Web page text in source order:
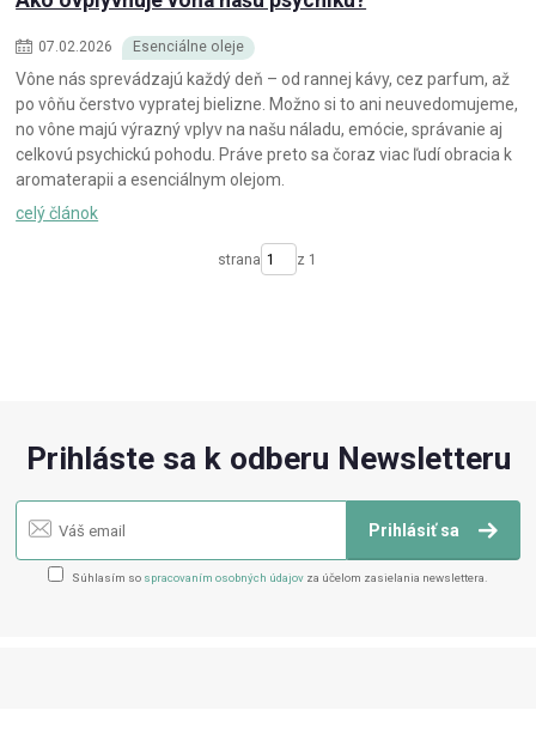
07.02.2026 Esenciálne oleje
Vône nás sprevádzajú každý deň – od rannej kávy, cez parfum, až
po vôňu čerstvo vypratej bielizne. Možno si to ani neuvedomujeme,
no vône majú výrazný vplyv na našu náladu, emócie, správanie aj
celkovú psychickú pohodu. Práve preto sa čoraz viac ľudí obracia k
aromaterapii a esenciálnym olejom.
celý článok
strana z 1
Prihláste sa k odberu Newsletteru
Prihlásiť sa
Súhlasím so spracovaním osobných údajov za účelom zasielania newslettera.